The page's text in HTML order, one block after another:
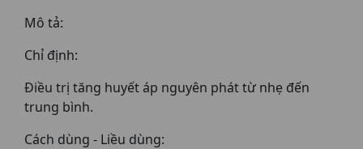
Mô tả:
Chỉ định:
Điều trị tăng huyết áp nguyên phát từ nhẹ đến
trung bình.
Cách dùng - Liều dùng: